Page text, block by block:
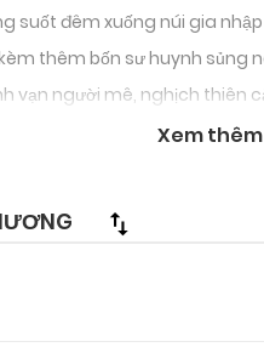
suốt đêm xuống núi gia
thêm bốn sư huynh sủng
vạn người mê, nghịch thiên
Xem thêm